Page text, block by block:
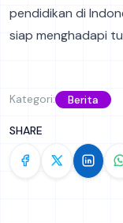
pendidikan di
siap menghadapi
Kategori: Berita
SHARE